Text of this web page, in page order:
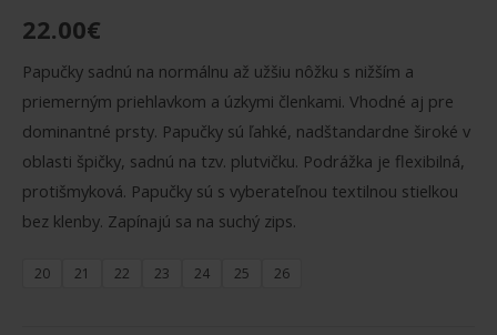
22.00€
Papučky sadnú na normálnu až užšiu nôžku s nižším a
priemerným priehlavkom a úzkymi členkami. Vhodné aj pre
dominantné prsty. Papučky sú ľahké, nadštandardne široké v
oblasti špičky, sadnú na tzv. plutvičku. Podrážka je flexibilná,
protišmyková. Papučky sú s vyberateľnou textilnou stielkou
bez klenby. Zapínajú sa na suchý zips.
20 21 22 23 24 25 26